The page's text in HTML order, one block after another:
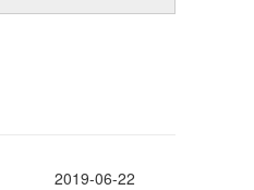
2019-06-22